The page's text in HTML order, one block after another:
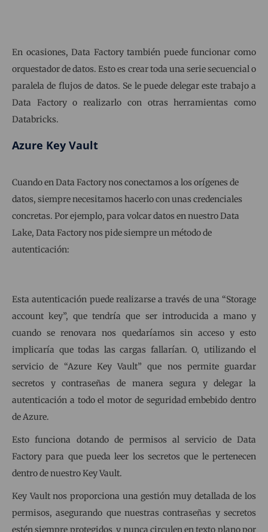
En ocasiones, Data Factory también puede funcionar como
orquestador de datos. Esto es crear toda una serie secuencial o
paralela de flujos de datos. Se le puede delegar este trabajo a
Data Factory o realizarlo con otras herramientas como
Databricks.
Azure Key Vault
Cuando en Data Factory nos conectamos a los orígenes de
datos, siempre necesitamos hacerlo con unas credenciales
concretas. Por ejemplo, para volcar datos en nuestro Data
Lake, Data Factory nos pide siempre un método de
autenticación:
Esta autenticación puede realizarse a través de una “Storage
account key”, que tendría que ser introducida a mano y
cuando se renovara nos quedaríamos sin acceso y esto
implicaría que todas las cargas fallarían. O, utilizando el
servicio de “Azure Key Vault” que nos permite guardar
secretos y contraseñas de manera segura y delegar la
autenticación a todo el motor de seguridad embebido dentro
de Azure.
Esto funciona dotando de permisos al servicio de Data
Factory para que pueda leer los secretos que le pertenecen
dentro de nuestro Key Vault.
Key Vault nos proporciona una gestión muy detallada de los
permisos, asegurando que nuestras contraseñas y secretos
estén siempre protegidos y nunca circulen en texto plano por